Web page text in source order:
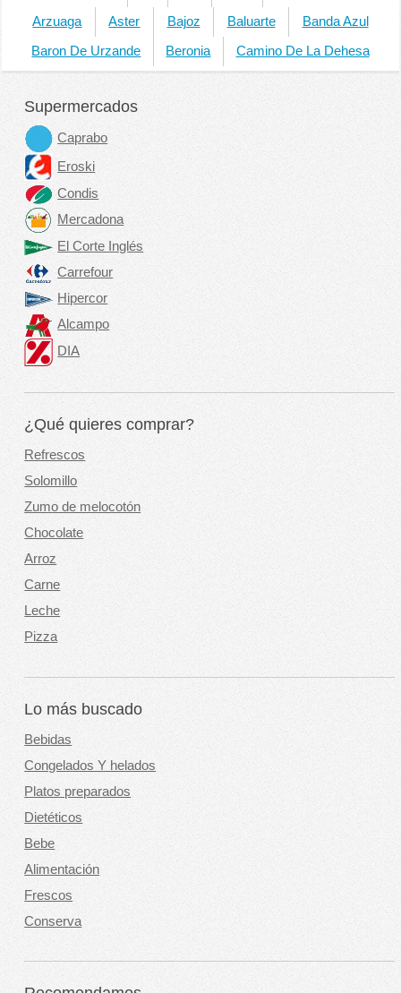
Arzuaga Aster Bajoz Baluarte Banda Azul
Baron De Urzande Beronia Camino De La Dehesa
Supermercados
Caprabo
Eroski
Condis
Mercadona
El Corte Inglés
Carrefour
Hipercor
Alcampo
DIA
¿Qué quieres comprar?
Refrescos
Solomillo
Zumo de melocotón
Chocolate
Arroz
Carne
Leche
Pizza
Lo más buscado
Bebidas
Congelados Y helados
Platos preparados
Dietéticos
Bebe
Alimentación
Frescos
Conserva